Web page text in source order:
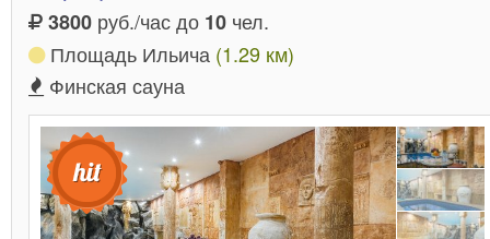
3800 руб./час до 10 чел.
Площадь Ильича (1.29 км)
Финская сауна